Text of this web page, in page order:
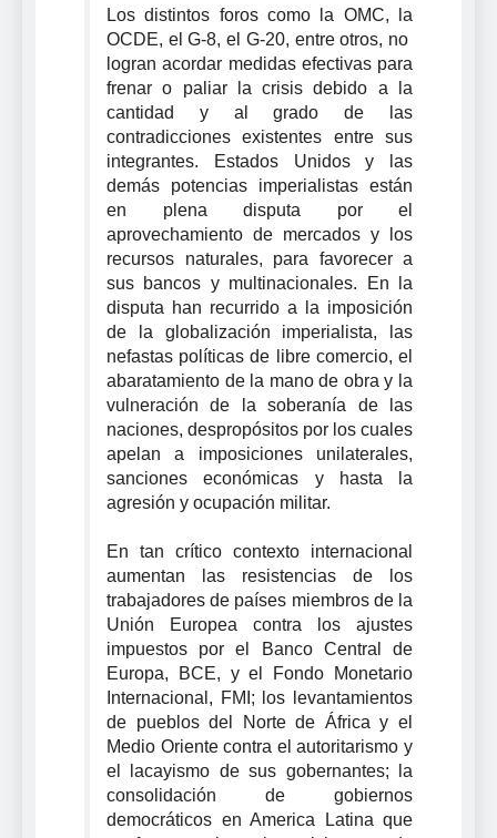
Los distintos foros como la OMC, la
OCDE, el G-8, el G-20, entre otros, no
logran acordar medidas efectivas para
frenar o paliar la crisis debido a la
cantidad y al grado de las
contradicciones existentes entre sus
integrantes. Estados Unidos y las
demás potencias imperialistas están
en plena disputa por el
aprovechamiento de mercados y los
recursos naturales, para favorecer a
sus bancos y multinacionales. En la
disputa han recurrido a la imposición
de la globalización imperialista, las
nefastas políticas de libre comercio, el
abaratamiento de la mano de obra y la
vulneración de la soberanía de las
naciones, despropósitos por los cuales
apelan a imposiciones unilaterales,
sanciones económicas y hasta la
agresión y ocupación militar.
En tan crítico contexto internacional
aumentan las resistencias de los
trabajadores de países miembros de la
Unión Europea contra los ajustes
impuestos por el Banco Central de
Europa, BCE, y el Fondo Monetario
Internacional, FMI; los levantamientos
de pueblos del Norte de África y el
Medio Oriente contra el autoritarismo y
el lacayismo de sus gobernantes; la
consolidación de gobiernos
democráticos en America Latina que